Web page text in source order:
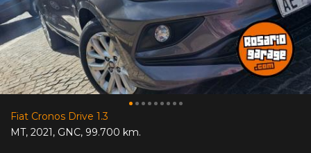
Fiat Cronos Drive 1.3
MT, 2021, GNC, 99.700 km.